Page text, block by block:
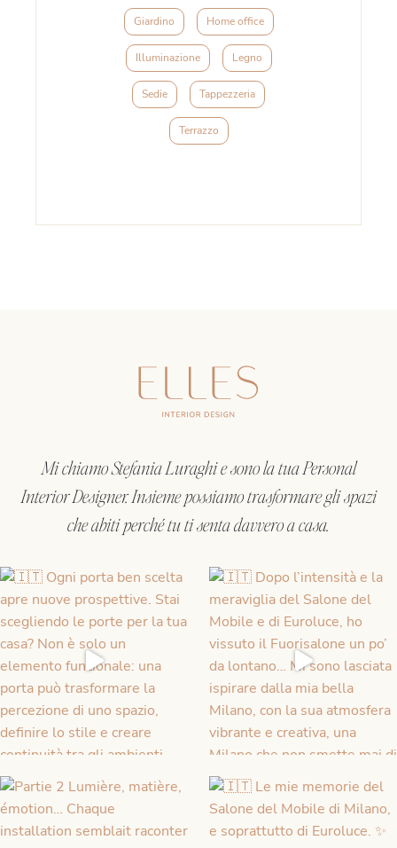
Giardino Home office
Illuminazione Legno
Sedie Tappezzeria
Terrazzo
Mi chiamo Stefania Luraghi e sono la tua Personal
Interior Designer. Insieme possiamo trasformare gli spazi
che abiti perché tu ti senta davvero a casa.